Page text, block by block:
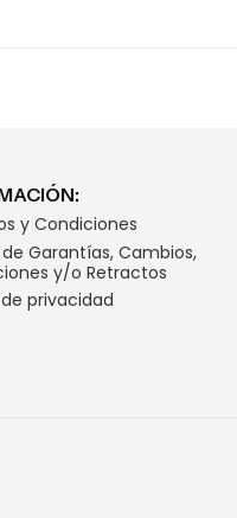
y Condiciones
Garantías, Cambios,
y/o Retractos
privacidad